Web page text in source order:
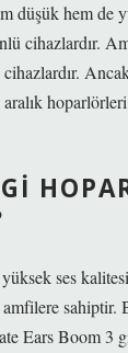
düşük hem de
cihazlardır.
ses
amfilere
Ears Boom 3